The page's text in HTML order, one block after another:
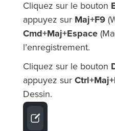
Cliquez sur le bouton
appuyez sur Maj+F9
Cmd+Maj+Espace
l’enregistrement.
Cliquez sur le bouton
appuyez sur
Dessin.